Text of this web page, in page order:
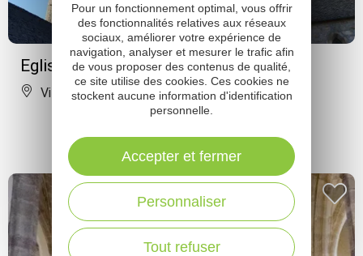
Eglise Saint-Sépulcre
Villeneuve
Pour un fonctionnement optimal, vous offrir
des fonctionnalités relatives aux réseaux
sociaux, améliorer votre expérience de
navigation, analyser et mesurer le trafic afin
de vous proposer des contenus de qualité,
ce site utilise des cookies. Ces cookies ne
stockent aucune information d'identification
personnelle.
Tout refuser
Personnaliser
Accepter et fermer